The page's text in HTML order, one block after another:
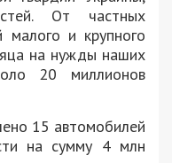
От частных
малого и крупного
на нужды наших
20 миллионов
15 автомобилей
на сумму 4 млн